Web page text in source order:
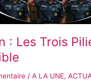
: Les Trois
/ A LA UNE,